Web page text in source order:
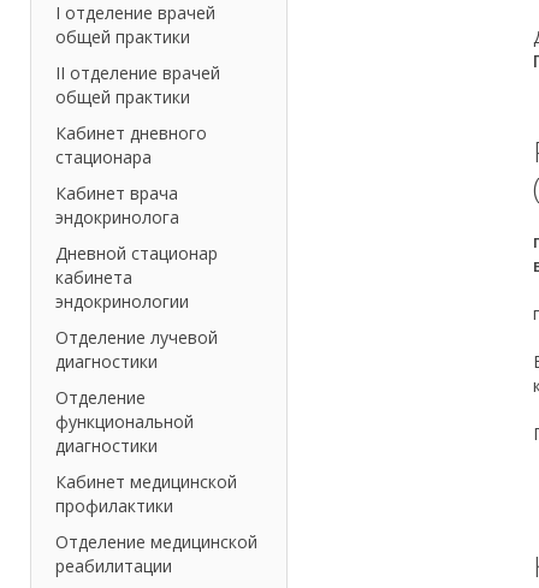
I отделение врачей
общей практики
II отделение врачей
общей практики
Кабинет дневного
стационара
Кабинет врача
эндокринолога
Дневной стационар
кабинета
эндокринологии
Отделение лучевой
диагностики
Отделение
функциональной
диагностики
Кабинет медицинской
профилактики
Отделение медицинской
реабилитации